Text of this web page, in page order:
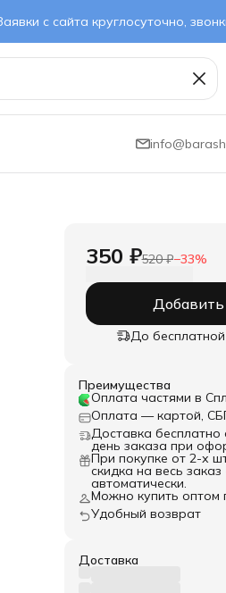
с сайта круглосуточно,
350 ₽520 ₽−33%
Добавить
До бесплатной
Преимущества
Оплата частями в
Оплата — картой,
Доставка бесплатно
день заказа при
При покупке от 2-х
скидка на весь
автоматически.
Можно купить оптом
Удобный возврат
Доставка